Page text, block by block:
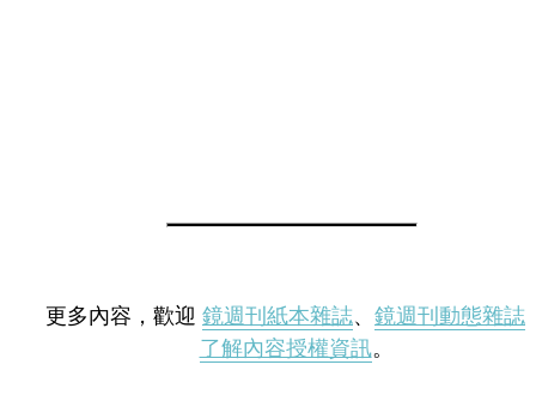
更多內容，歡迎 鏡週刊紙本雜誌、 鏡週刊動態雜誌
了解內容授權資訊。